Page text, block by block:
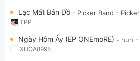
Lạc Mất Bản Đồ - Picker Band -
TPP
Ngày Hôm Ấy (EP ONEmoRE) - hun -
XHQA8995